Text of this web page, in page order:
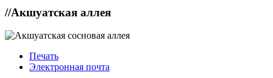
//Акшуатская аллея
Печать
Электронная почта